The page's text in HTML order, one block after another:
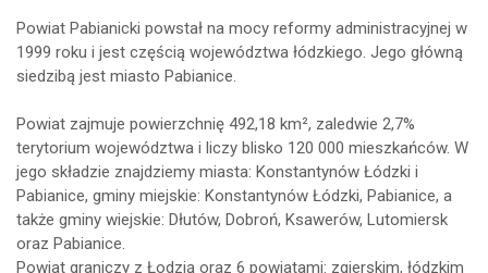
Powiat Pabianicki powstał na mocy reformy administracyjnej w
1999 roku i jest częścią województwa łódzkiego. Jego główną
siedzibą jest miasto Pabianice.
Powiat zajmuje powierzchnię 492,18 km², zaledwie 2,7%
terytorium województwa i liczy blisko 120 000 mieszkańców. W
jego składzie znajdziemy miasta: Konstantynów Łódzki i
Pabianice, gminy miejskie: Konstantynów Łódzki, Pabianice, a
także gminy wiejskie: Dłutów, Dobroń, Ksawerów, Lutomiersk
oraz Pabianice.
Powiat graniczy z Łodzią oraz 6 powiatami: zgierskim, łódzkim